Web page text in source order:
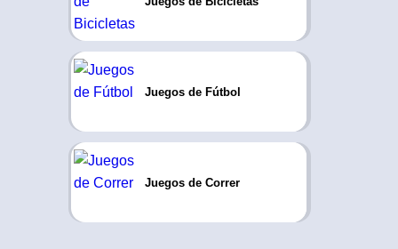
Juegos de Fútbol
Juegos de Correr